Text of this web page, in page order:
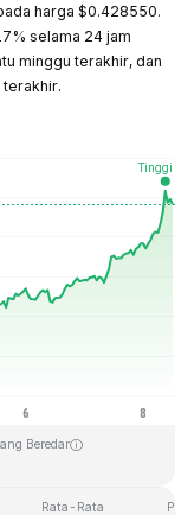
harga $0.428550.
selama 24 jam
minggu terakhir, dan
Beredar
Rata-Rata